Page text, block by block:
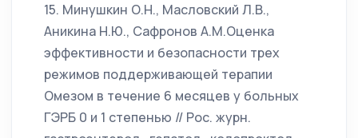
15. Минушкин О.Н., Масловский Л.В.,
Аникина Н.Ю., Сафронов А.М.Оценка
эффективности и безопасности трех
режимов поддерживающей терапии
Омезом в течение 6 месяцев у больных
ГЭРБ 0 и 1 степенью // Рос. журн.